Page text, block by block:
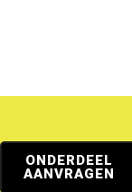
ONDERDEEL
AANVRAGEN